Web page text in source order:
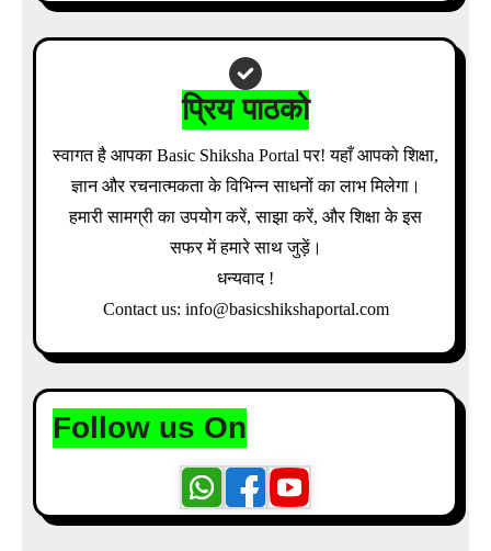
प्रिय पाठको
स्वागत है आपका Basic Shiksha Portal पर! यहाँ आपको शिक्षा,
ज्ञान और रचनात्मकता के विभिन्न साधनों का लाभ मिलेगा।
हमारी सामग्री का उपयोग करें, साझा करें, और शिक्षा के इस
सफर में हमारे साथ जुड़ें।
धन्यवाद !
Contact us: info@basicshikshaportal.com
Follow us On